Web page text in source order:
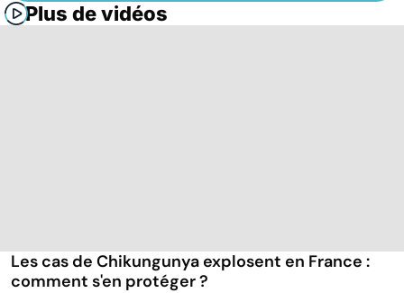
Plus de vidéos
Les cas de Chikungunya explosent en France :
comment s'en protéger ?